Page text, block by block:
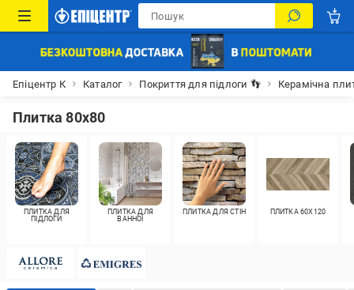
Епіцентр К Каталог Покриття для підлоги 👣 Керамічна
Плитка 80х80
ПЛИТКА ДЛЯ
ПІДЛОГИ
ПЛИТКА ДЛЯ
ВАННОЇ
ПЛИТКА ДЛЯ СТІН ПЛИТКА 60X120